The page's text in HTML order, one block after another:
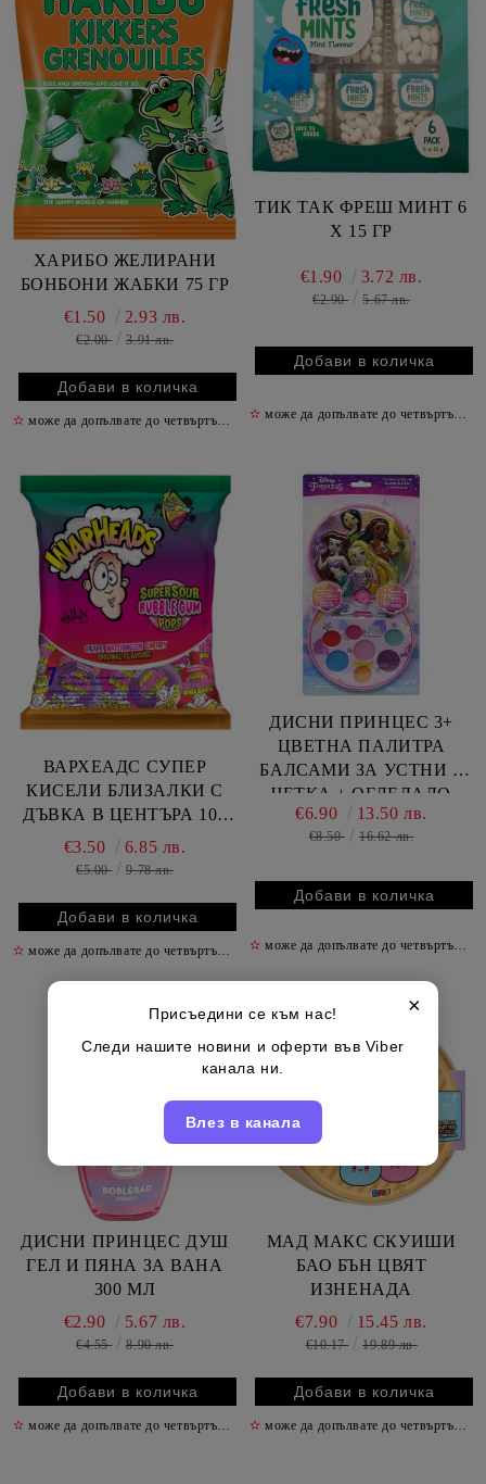
ХАРИБО ЖЕЛИРАНИ
БОНБОНИ ЖАБКИ 75 ГР
€1.50 2.93 лв.
€2.00 3.91 лв.
✫ може да допълвате до четвъртък включително ✫
ТИК ТАК ФРЕШ МИНТ 6
Х 15 ГР
€1.90 3.72 лв.
€2.90 5.67 лв.
✫ може да допълвате до четвъртък включително
ВАРХЕАДС СУПЕР
КИСЕЛИ БЛИЗАЛКИ С
ДЪВКА В ЦЕНТЪРА 105
ГР /ПАКЕТ/
€3.50 6.85 лв.
€5.00 9.78 лв.
✫ може да допълвате до четвъртък включително ✫
ДИСНИ ПРИНЦЕС 3+
ЦВЕТНА ПАЛИТРА
БАЛСАМИ ЗА УСТНИ +
ЧЕТКА + ОГЛЕДАЛО
€6.90
13.50 лв.
€8.50 16.62 лв.
✫ може да допълвате до четвъртък включително
ДИСНИ ПРИНЦЕС ДУШ
ГЕЛ И ПЯНА ЗА ВАНА
300 МЛ
€2.90
5.67 лв.
€4.55 8.90 лв.
✫ може да допълвате до четвъртък включително ✫
МАД МАКС СКУИШИ
БАО БЪН ЦВЯТ
ИЗНЕНАДА
€7.90
15.45 лв.
€10.17 19.89 лв.
✫ може да допълвате до четвъртък включително
×
Присъедини се към нас!
Следи нашите новини и оферти във Viber
канала ни.
Влез в канала